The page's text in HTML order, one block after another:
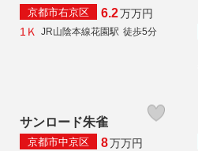
京都市右京区 6.2万万円
1Ｋ
JR山陰本線花園駅 徒歩5分
サンロード朱雀
京都市中京区 8万万円